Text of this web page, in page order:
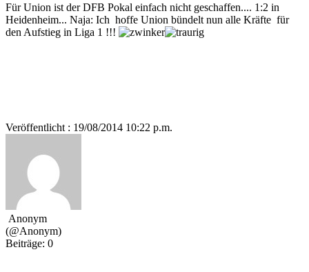
Für Union ist der DFB Pokal einfach nicht geschaffen.... 1:2 in
Heidenheim... Naja: Ich hoffe Union bündelt nun alle Kräfte für
den Aufstieg in Liga 1 !!!
Veröffentlicht : 19/08/2014 10:22 p.m.
Anonym
(@Anonym)
Beiträge: 0